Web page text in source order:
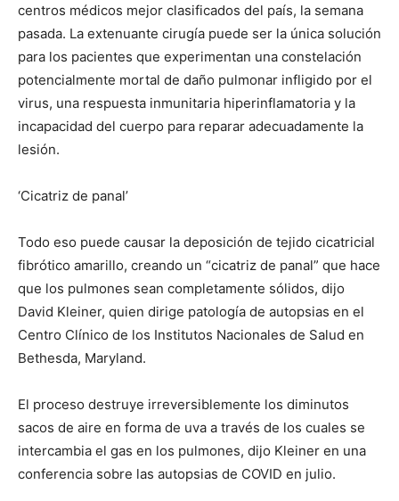
centros médicos mejor clasificados del país, la semana
pasada. La extenuante cirugía puede ser la única solución
para los pacientes que experimentan una constelación
potencialmente mortal de daño pulmonar infligido por el
virus, una respuesta inmunitaria hiperinflamatoria y la
incapacidad del cuerpo para reparar adecuadamente la
lesión.
‘Cicatriz de panal’
Todo eso puede causar la deposición de tejido cicatricial
fibrótico amarillo, creando un “cicatriz de panal” que hace
que los pulmones sean completamente sólidos, dijo
David Kleiner, quien dirige patología de autopsias en el
Centro Clínico de los Institutos Nacionales de Salud en
Bethesda, Maryland.
El proceso destruye irreversiblemente los diminutos
sacos de aire en forma de uva a través de los cuales se
intercambia el gas en los pulmones, dijo Kleiner en una
conferencia sobre las autopsias de COVID en julio.